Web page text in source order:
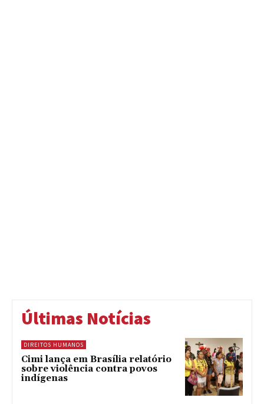
Últimas Notícias
DIREITOS HUMANOS
Cimi lança em Brasília relatório
sobre violência contra povos
indígenas